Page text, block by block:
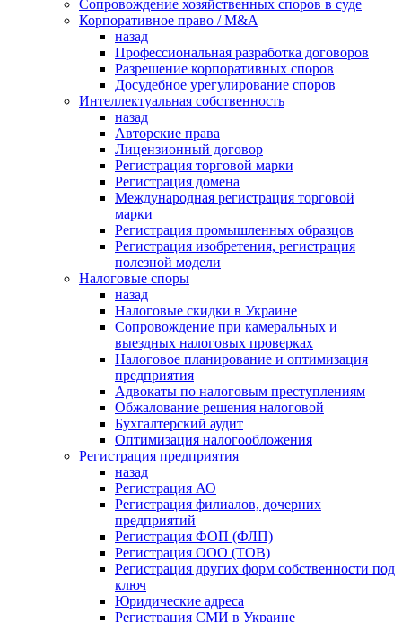
Сопровождение хозяйственных споров в суде
Корпоративное право / M&A
назад
Профессиональная разработка договоров
Разрешение корпоративных споров
Досудебное урегулирование споров
Интеллектуальная собственность
назад
Авторские права
Лицензионный договор
Регистрация торговой марки
Регистрация домена
Международная регистрация торговой
марки
Регистрация промышленных образцов
Регистрация изобретения, регистрация
полезной модели
Налоговые споры
назад
Налоговые скидки в Украине
Сопровождение при камеральных и
выездных налоговых проверках
Налоговое планирование и оптимизация
предприятия
Адвокаты по налоговым преступлениям
Обжалование решения налоговой
Бухгалтерский аудит
Оптимизация налогообложения
Регистрация предприятия
назад
Регистрация АО
Регистрация филиалов, дочерних
предприятий
Регистрация ФОП (ФЛП)
Регистрация ООО (ТОВ)
Регистрация других форм собственности под
ключ
Юридические адреса
Регистрация СМИ в Украине